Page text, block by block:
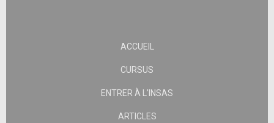
ACCUEIL
CURSUS
ENTRER À L’INSAS
ARTICLES